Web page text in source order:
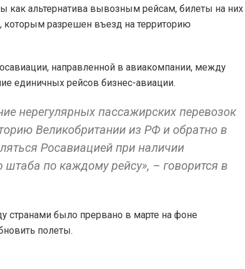
как альтернатива вывозным рейсам, билеты на них
которым разрешен въезд на территорию
направленной в авиакомпании, между
единичных рейсов бизнес-авиации.
нерегулярных пассажирских перевозок
Великобритании из РФ и обратно в
Росавиацией при наличии
по каждому рейсу», – говорится в
странами было прервано в марте на фоне
полеты.